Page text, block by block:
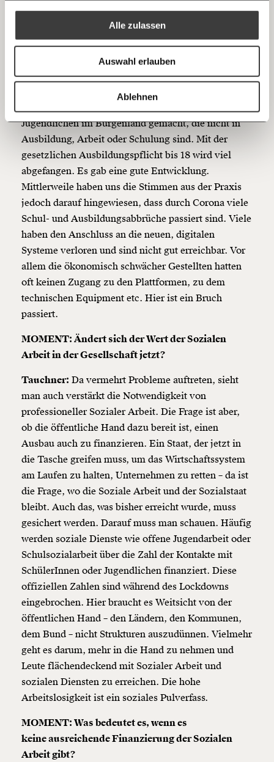
Alle zulassen
Auswahl erlauben
Ablehnen
Mehr Informationen:Datenschutz.
Anmelden
Ich spende einmalig
20€ 40€
60€ 100€
150€ €
Ich möchte meine Spende verschenken.
Du erhältst eine E-Mail mit deiner
Geschenkurkunde im PDF-Format, welche Du
ausdrucken oder weiterleiten und verschenken
kannst.
Weiter
1/3
Bluesky
https://www.moment.at/story/soziale-arbeit-der-krise-die-hohe-arbeitslosigkeit-ist-ein-soziales-pulverfass/
Jugendliche und junge Erwachsene aus, die noch
in Ausbildung sind oder am Anfang ihres
Erwerbslebens stehen?
Tauchner:Wir haben vor Corona eine Studie zu
Jugendlichen im Burgenland gemacht, die nicht in
Ausbildung, Arbeit oder Schulung sind. Mit der
gesetzlichen Ausbildungspflicht bis 18 wird viel
abgefangen. Es gab eine gute Entwicklung.
Mittlerweile haben uns die Stimmen aus der Praxis
jedoch darauf hingewiesen, dass durch Corona viele
Schul- und Ausbildungsabbrüche passiert sind. Viele
haben den Anschluss an die neuen, digitalen
Systeme verloren und sind nicht gut erreichbar. Vor
allem die ökonomisch schwächer Gestellten hatten
oft keinen Zugang zu den Plattformen, zu dem
technischen Equipment etc. Hier ist ein Bruch
passiert.
MOMENT: Ändert sich der Wert der Sozialen
Arbeit in der Gesellschaft jetzt?
Tauchner: Da vermehrt Probleme auftreten, sieht
man auch verstärkt die Notwendigkeit von
professioneller Sozialer Arbeit. Die Frage ist aber,
ob die öffentliche Hand dazu bereit ist, einen
Ausbau auch zu finanzieren. Ein Staat, der jetzt in
die Tasche greifen muss, um das Wirtschaftssystem
am Laufen zu halten, Unternehmen zu retten – da ist
die Frage, wo die Soziale Arbeit und der Sozialstaat
bleibt. Auch das, was bisher erreicht wurde, muss
gesichert werden. Darauf muss man schauen. Häufig
werden soziale Dienste wie offene Jugendarbeit oder
Schulsozialarbeit über die Zahl der Kontakte mit
SchülerInnen oder Jugendlichen finanziert. Diese
offiziellen Zahlen sind während des Lockdowns
eingebrochen. Hier braucht es Weitsicht von der
öffentlichen Hand – den Ländern, den Kommunen,
dem Bund – nicht Strukturen auszudünnen. Vielmehr
geht es darum, mehr in die Hand zu nehmen und
Leute flächendeckend mit Sozialer Arbeit und
sozialen Diensten zu erreichen. Die hohe
Arbeitslosigkeit ist ein soziales Pulverfass.
MOMENT: Was bedeutet es, wenn es
keine ausreichende Finanzierung der Sozialen
Arbeit gibt?